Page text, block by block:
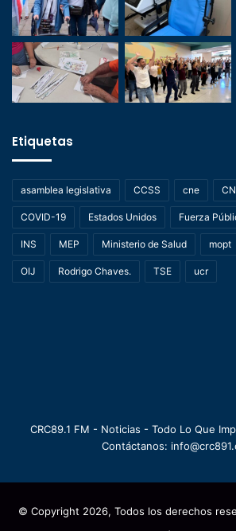
Etiquetas
asamblea legislativa CCSS cne
COVID-19 Estados Unidos Fuerza
INS MEP Ministerio de Salud mopt
OIJ Rodrigo Chaves. TSE ucr
CRC89.1 FM - Noticias - Todo Lo Que
Contáctanos:
© Copyright 2026, Todos los derechos